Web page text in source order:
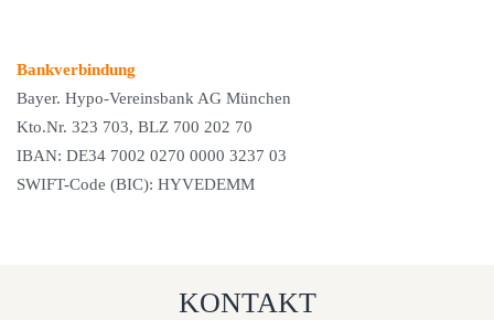
Bankverbindung
Bayer. Hypo-Vereinsbank AG München
Kto.Nr. 323 703, BLZ 700 202 70
IBAN: DE34 7002 0270 0000 3237 03
SWIFT-Code (BIC): HYVEDEMM
KONTAKT